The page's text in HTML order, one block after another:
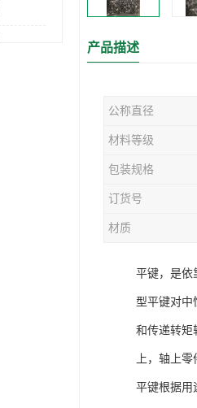
产品描述
公称直径
材料等级
包装规格
订货号
材质
平键，是依
型平键对中
和传递转矩
上，轴上
平键根据用